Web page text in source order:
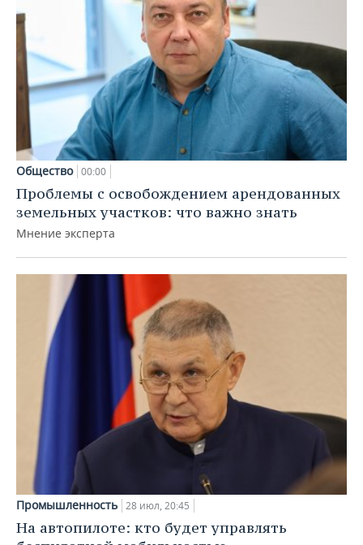
Общество 00:00
Проблемы с освобождением арендованных
земельных участков: что важно знать
Мнение эксперта
Промышленность 28 июл, 20:45
На автопилоте: кто будет управлять